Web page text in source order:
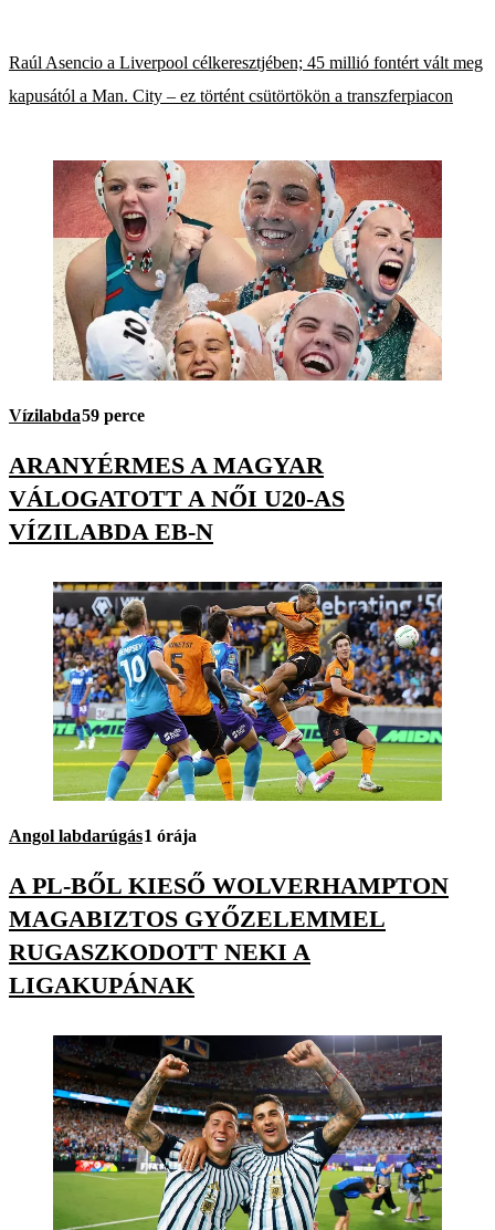
Raúl Asencio a Liverpool célkeresztjében; 45 millió fontért vált meg
kapusától a Man. City – ez történt csütörtökön a transzferpiacon
Vízilabda59 perce
ARANYÉRMES A MAGYAR
VÁLOGATOTT A NŐI U20-AS
VÍZILABDA EB-N
Angol labdarúgás1 órája
A PL-BŐL KIESŐ WOLVERHAMPTON
MAGABIZTOS GYŐZELEMMEL
RUGASZKODOTT NEKI A
LIGAKUPÁNAK